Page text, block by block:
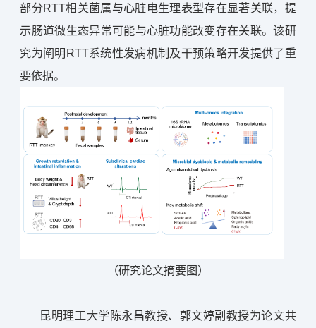
部分RTT相关菌属与心脏电生理表型存在显著关联，提
示肠道微生态异常可能与心脏功能改变存在关联。该研
究为阐明RTT系统性发病机制及干预策略开发提供了重
要依据。
（研究论文摘要图）
昆明理工大学陈永昌教授、郭文婷副教授为论文共